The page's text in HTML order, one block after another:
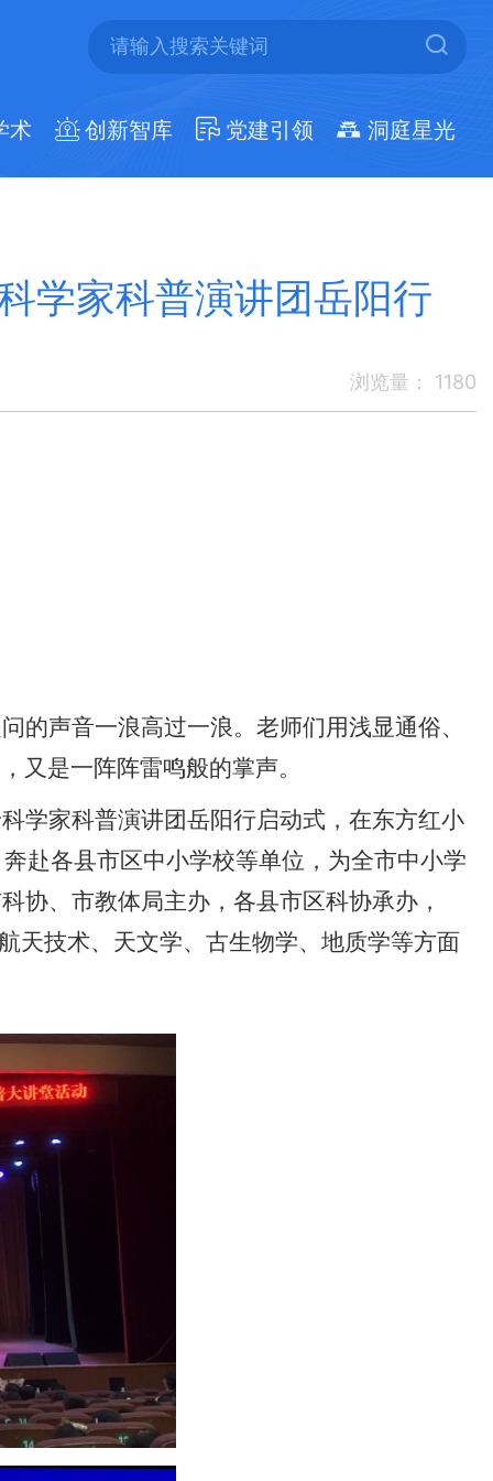
术 创新智库 党建引领 洞庭星光
学家科普演讲团岳阳行
浏览量： 1180
的声音一浪高过一浪。老师们用浅显通俗、
又是一阵阵雷鸣般的掌声。
学家科普演讲团岳阳行启动式，在东方红小
赴各县市区中小学校等单位，为全市中小学
协、市教体局主办，各县市区科协承办，
天技术、天文学、古生物学、地质学等方面